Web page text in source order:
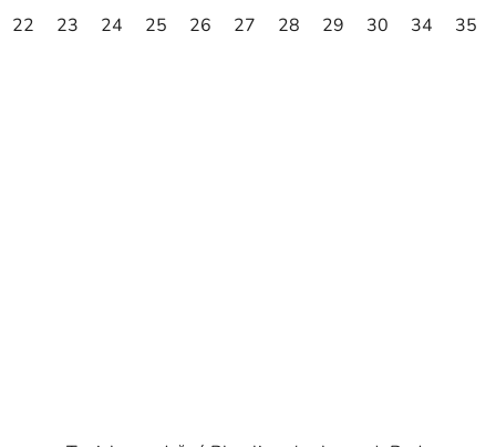
22 23 24 25 26 27 28 29 30 34 35